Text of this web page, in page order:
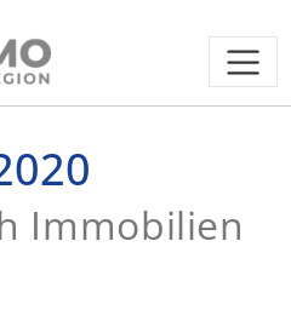
Immobilien